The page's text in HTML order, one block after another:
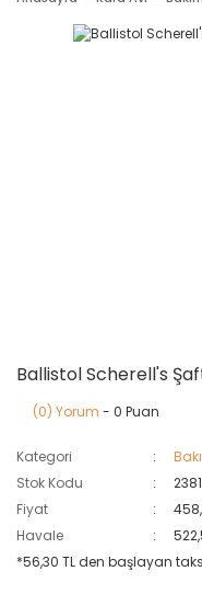
Ballistol Scherell's
(0) Yorum - 0 Puan
Kategori
Stok Kodu
Fiyat
Havale
*56,30 TL den başlayan